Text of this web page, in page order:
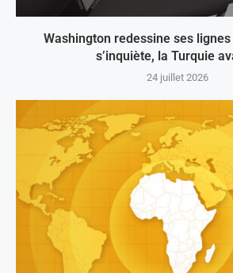
Washington redessine ses
s’inquiète, la Turquie
24 juillet 2026